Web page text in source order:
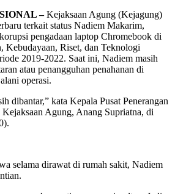
–Kejaksaan Agung (Kejagung)
terkait status Nadiem Makarim,
pengadaan laptop Chromebook di
Kebudayaan, Riset, dan Teknologi
2019-2022. Saat ini, Nadiem masih
atau penangguhan penahanan di
operasi.
dibantar,” kata Kepala Pusat Penerangan
Agung, Anang Supriatna, di
selama dirawat di rumah sakit, Nadiem